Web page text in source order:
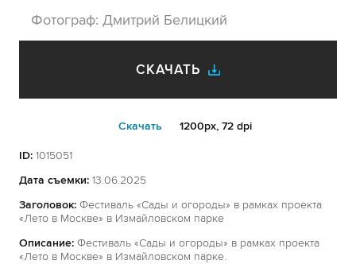
Фотограф: Дмитрий Белицкий
СКАЧАТЬ
Cкачать 1200px, 72 dpi
ID: 1015051
Дата съемки: 13.06.2025
Заголовок: Фестиваль «Сады и огороды» в рамках проекта
«Лето в Москве» в Измайловском парке
Описание: Фестиваль «Сады и огороды» в рамках проекта
«Лето в Москве» в Измайловском парке.